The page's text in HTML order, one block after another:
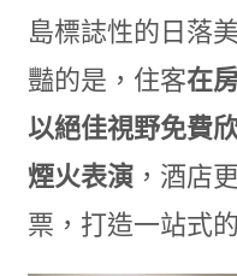
島標誌性的日落
豔的是，住客在
以絕佳視野免費
煙火表演，酒店
票，打造一站式